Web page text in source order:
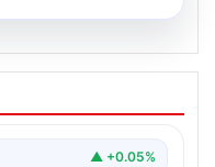
Bir Hayal: İkiz
Dolu Anlar
olma…
▲ +0.05%